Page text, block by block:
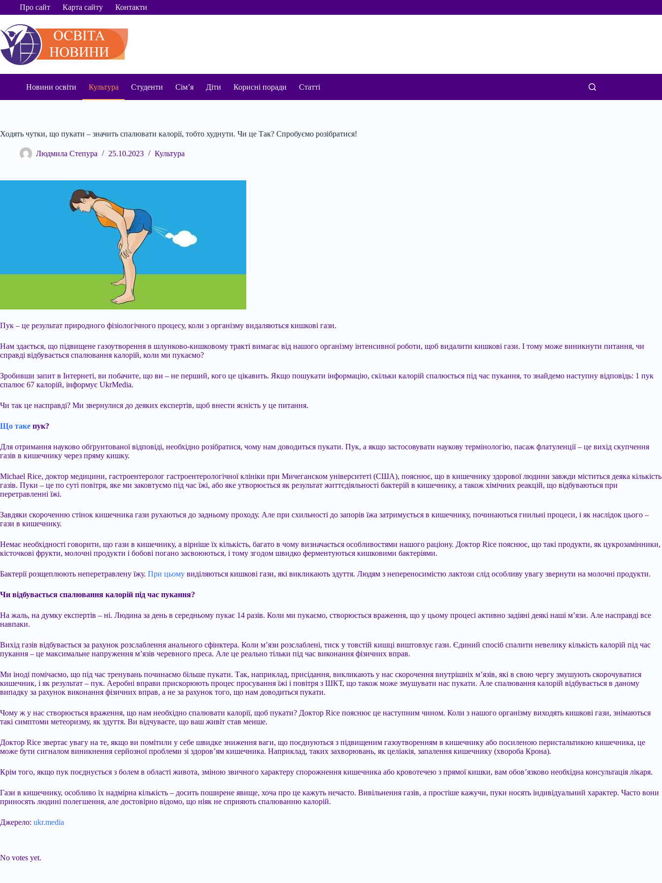
ПерейтиПро сайт Карта сайту Контакти
Новини освіти Культура Студенти Сім’я Діти Корисні поради Статті
Ходять чутки, що пукати – значить спалювати калорії, тобто худнути. Чи це Так? Спробуємо розібратися!
Людмила Степура 25.10.2023 Культура
Пук – це результат природного фізіологічного процесу, коли з організму видаляються кишкові гази.
Нам здається, що підвищене газоутворення в шлунково-кишковому тракті вимагає від нашого організму інтенсивної роботи, щоб видалити кишкові гази. І тому може виникнути питання, чи
справді відбувається спалювання калорій, коли ми пукаємо?
Зробивши запит в Інтернеті, ви побачите, що ви – не перший, кого це цікавить. Якщо пошукати інформацію, скільки калорій спалюється під час пукання, то знайдемо наступну відповідь: 1 пук
спалює 67 калорій, інформує UkrMedia.
Чи так це насправді? Ми звернулися до деяких експертів, щоб внести ясність у це питання.
Що таке пук?
Для отримання науково обґрунтованої відповіді, необхідно розібратися, чому нам доводиться пукати. Пук, а якщо застосовувати наукову термінологію, пасаж флатуленції – це вихід скупчення
газів в кишечнику через пряму кишку.
Michael Rice, доктор медицини, гастроентеролог гастроентерологічної клініки при Мичеганском університеті (США), пояснює, що в кишечнику здорової людини завжди міститься деяка кількість
газів. Пуки – це по суті повітря, яке ми заковтуємо під час їжі, або яке утворюється як результат життєдіяльності бактерій в кишечнику, а також хімічних реакцій, що відбуваються при
перетравленні їжі.
Завдяки скороченню стінок кишечника гази рухаються до задньому проходу. Але при схильності до запорів їжа затримується в кишечнику, починаються гнильні процеси, і як наслідок цього –
гази в кишечнику.
Немає необхідності говорити, що гази в кишечнику, а вірніше їх кількість, багато в чому визначається особливостями нашого раціону. Доктор Rice пояснює, що такі продукти, як цукрозамінники,
кісточкові фрукти, молочні продукти і бобові погано засвоюються, і тому згодом швидко ферментуються кишковими бактеріями.
Бактерії розщеплюють неперетравлену їжу. При цьому виділяються кишкові гази, які викликають здуття. Людям з непереносимістю лактози слід особливу увагу звернути на молочні продукти.
Чи відбувається спалювання калорій під час пукання?
На жаль, на думку експертів – ні. Людина за день в середньому пукає 14 разів. Коли ми пукаємо, створюється враження, що у цьому процесі активно задіяні деякі наші м’язи. Але насправді все
навпаки.
Вихід газів відбувається за рахунок розслаблення анального сфінктера. Коли м’язи розслаблені, тиск у товстій кишці виштовхує гази. Єдиний спосіб спалити невелику кількість калорій під час
пукання – це максимальне напруження м’язів черевного преса. Але це реально тільки під час виконання фізичних вправ.
Ми іноді помічаємо, що під час тренувань починаємо більше пукати. Так, наприклад, присідання, викликають у нас скорочення внутрішніх м’язів, які в свою чергу змушують скорочуватися
кишечник, і як результат – пук. Аеробні вправи прискорюють процес просування їжі і повітря з ШКТ, що також може змушувати нас пукати. Але спалювання калорій відбувається в даному
випадку за рахунок виконання фізичних вправ, а не за рахунок того, що нам доводиться пукати.
Чому ж у нас створюється враження, що нам необхідно спалювати калорії, щоб пукати? Доктор Rice пояснює це наступним чином. Коли з нашого організму виходять кишкові гази, знімаються
такі симптоми метеоризму, як здуття. Ви відчуваєте, що ваш живіт став менше.
Доктор Rice звертає увагу на те, якщо ви помітили у себе швидке зниження ваги, що поєднуються з підвищеним газоутворенням в кишечнику або посиленою перистальтикою кишечника, це
може бути сигналом виникнення серйозної проблеми зі здоров’ям кишечника. Наприклад, таких захворювань, як целіакія, запалення кишечнику (хвороба Крона).
Крім того, якщо пук поєднується з болем в області живота, зміною звичного характеру спорожнення кишечника або кровотечею з прямої кишки, вам обов’язково необхідна консультація лікаря.
Гази в кишечнику, особливо їх надмірна кількість – досить поширене явище, хоча про це кажуть нечасто. Вивільнення газів, а простіше кажучи, пуки носять індивідуальний характер. Часто вони
приносять людині полегшення, але достовірно відомо, що ніяк не сприяють спалюванню калорій.
Джерело: ukr.media
No votes yet.